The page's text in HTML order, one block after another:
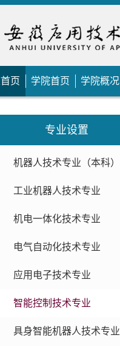
页 学院首页 学院概况
专业设置
机器人技术专业（本科）
工业机器人技术专业
机电一体化技术专业
电气自动化技术专业
应用电子技术专业
智能控制技术专业
具身智能机器人技术专业